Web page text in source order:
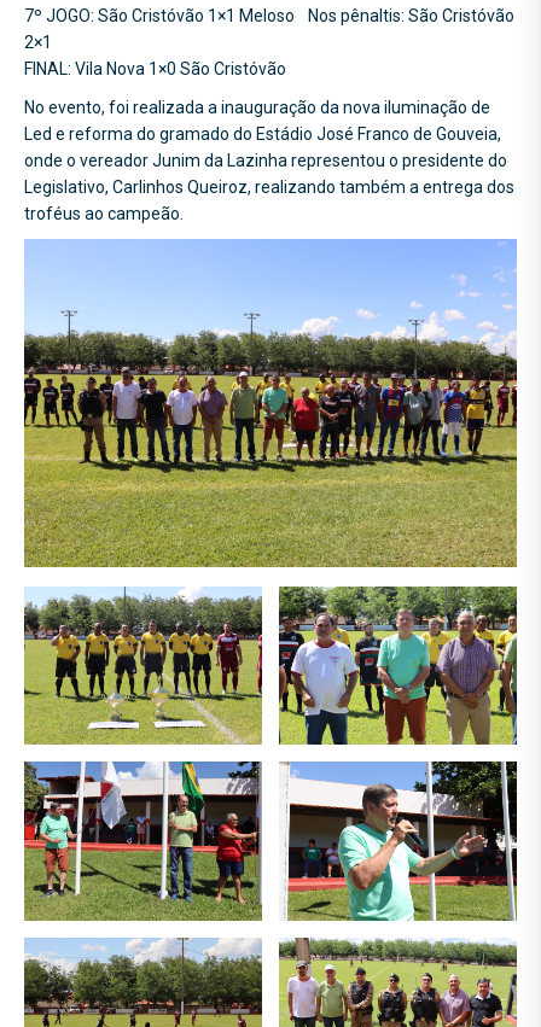
7º JOGO: São Cristóvão 1×1 Meloso Nos pênaltis: São Cristóvão
2×1
FINAL: Vila Nova 1×0 São Cristóvão
No evento, foi realizada a inauguração da nova iluminação de
Led e reforma do gramado do Estádio José Franco de Gouveia,
onde o vereador Junim da Lazinha representou o presidente do
Legislativo, Carlinhos Queiroz, realizando também a entrega dos
troféus ao campeão.